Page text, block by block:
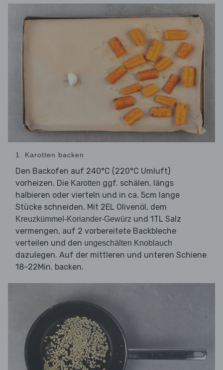
1. Karotten backen
Den Backofen auf 240°C (220°C Umluft)
vorheizen. Die Karotten ggf. schälen, längs
halbieren oder vierteln und in ca. 5cm lange
Stücke schneiden. Mit 2EL Olivenöl, dem
Kreuzkümmel-Koriander-Gewürz und 1TL Salz
vermengen, auf 2 vorbereitete Backbleche
verteilen und den ungeschälten Knoblauch
dazulegen. Auf der mittleren und unteren Schiene
18–22Min. backen.